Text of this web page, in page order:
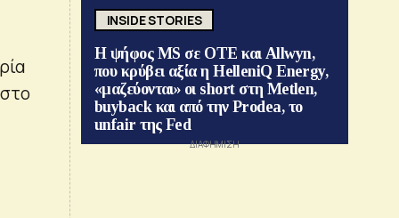
INSIDE STORIES
Η ψήφος MS σε ΟΤΕ και Allwyn,
που κρύβει αξία η HelleniQ Energy,
«μαζεύονται» οι short στη Metlen,
buyback και από την Prodea, το
unfair της Fed